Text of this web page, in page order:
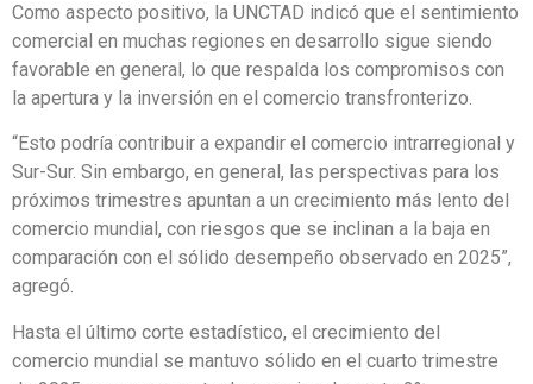
Como aspecto positivo, la UNCTAD indicó que el sentimiento
comercial en muchas regiones en desarrollo sigue siendo
favorable en general, lo que respalda los compromisos con
la apertura y la inversión en el comercio transfronterizo.
“Esto podría contribuir a expandir el comercio intrarregional y
Sur-Sur. Sin embargo, en general, las perspectivas para los
próximos trimestres apuntan a un crecimiento más lento del
comercio mundial, con riesgos que se inclinan a la baja en
comparación con el sólido desempeño observado en 2025”,
agregó.
Hasta el último corte estadístico, el crecimiento del
comercio mundial se mantuvo sólido en el cuarto trimestre